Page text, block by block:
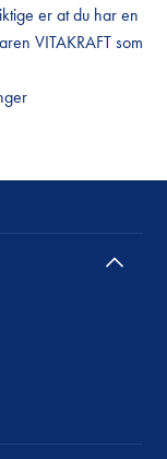
er at du har en
VITAKRAFT som